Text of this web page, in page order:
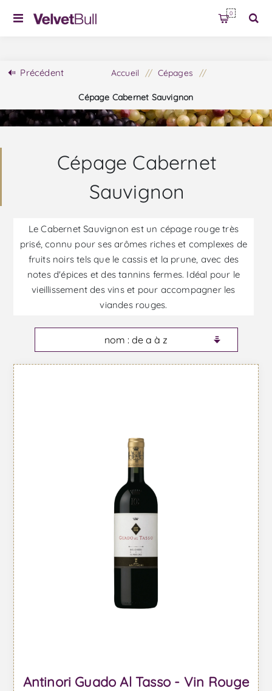
0
Précédent Accueil / Cépages /
Cépage Cabernet Sauvignon
Cépage Cabernet
Sauvignon
Le Cabernet Sauvignon est un cépage rouge très
prisé, connu pour ses arômes riches et complexes de
fruits noirs tels que le cassis et la prune, avec des
notes d'épices et des tannins fermes. Idéal pour le
vieillissement des vins et pour accompagner les
viandes rouges.
Antinori Guado Al Tasso - Vin Rouge